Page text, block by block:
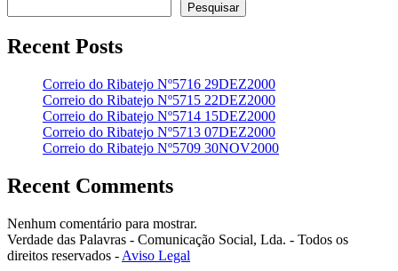
Pesquisar
Recent Posts
Correio do Ribatejo Nº5716 29DEZ2000
Correio do Ribatejo Nº5715 22DEZ2000
Correio do Ribatejo Nº5714 15DEZ2000
Correio do Ribatejo Nº5713 07DEZ2000
Correio do Ribatejo Nº5709 30NOV2000
Recent Comments
Nenhum comentário para mostrar.
Verdade das Palavras - Comunicação Social, Lda. - Todos os
direitos reservados - Aviso Legal